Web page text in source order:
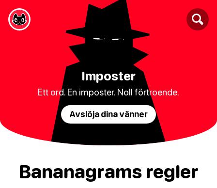
Imposter
Ett ord. En imposter. Noll förtroende.
Avslöja dina vänner
Bananagrams regler